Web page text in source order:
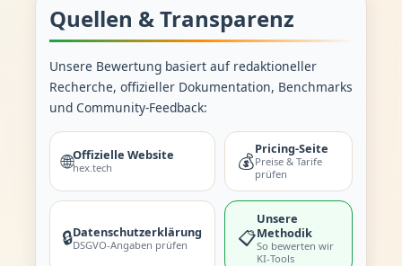
Quellen & Transparenz
Unsere Bewertung basiert auf redaktioneller
Recherche, offizieller Dokumentation, Benchmarks
und Community-Feedback:
🌐Offizielle Website
hex.tech 💰
Pricing-Seite
Preise & Tarife
prüfen
🔒Datenschutzerklärung
DSGVO-Angaben prüfen 📋
Unsere
Methodik
So bewerten wir
KI-Tools